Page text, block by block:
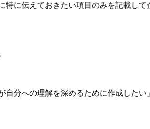
に伝えておきたい項目のみを記載して
分への理解を深めるために作成した